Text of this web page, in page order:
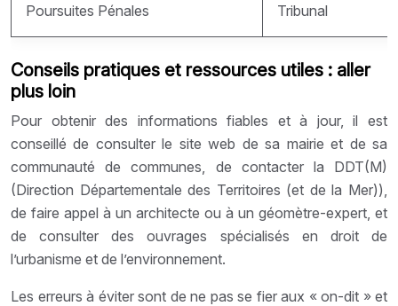
Poursuites Pénales Tribunal
Conseils pratiques et ressources utiles : aller
plus loin
Pour obtenir des informations fiables et à jour, il est
conseillé de consulter le site web de sa mairie et de sa
communauté de communes, de contacter la DDT(M)
(Direction Départementale des Territoires (et de la Mer)),
de faire appel à un architecte ou à un géomètre-expert, et
de consulter des ouvrages spécialisés en droit de
l’urbanisme et de l’environnement.
Les erreurs à éviter sont de ne pas se fier aux « on-dit » et